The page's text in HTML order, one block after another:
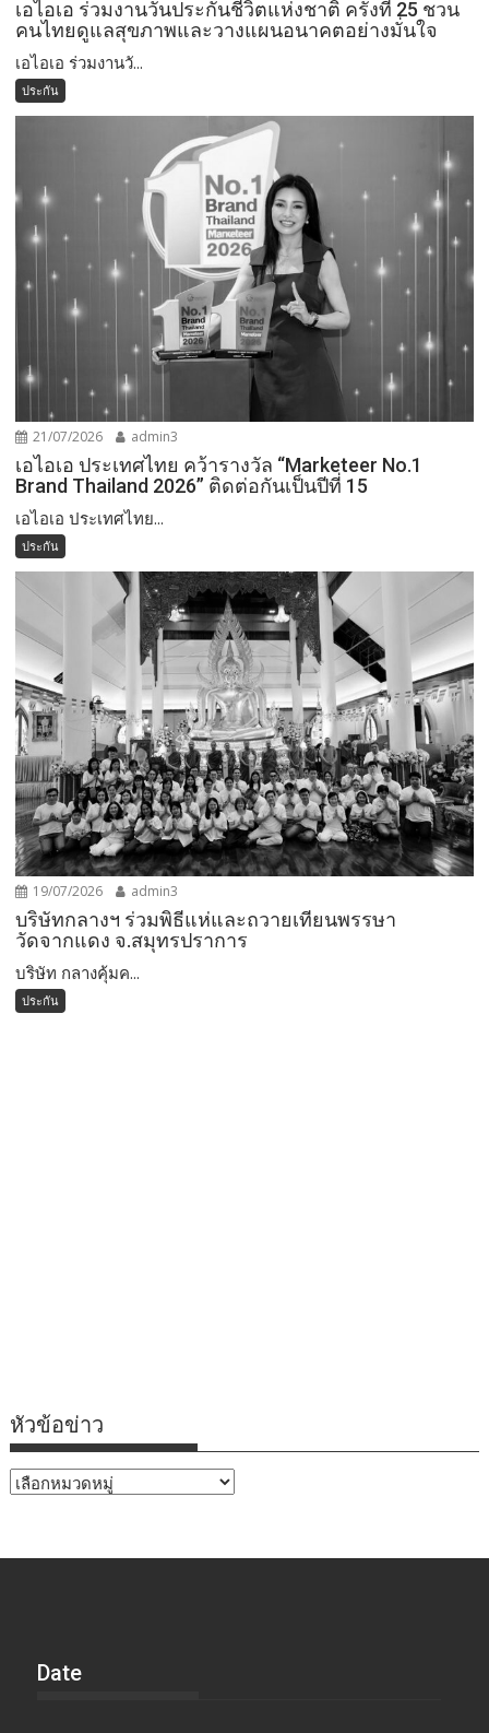
เอไอเอ ร่วมงานวันประกันชีวิตแห่งชาติ ครั้งที่ 25 ชวน
คนไทยดูแลสุขภาพและวางแผนอนาคตอย่างมั่นใจ
เอไอเอ ร่วมงานวั...
ประกัน
21/07/2026 admin3
เอไอเอ ประเทศไทย คว้ารางวัล “Marketeer No.1
Brand Thailand 2026” ติดต่อกันเป็นปีที่ 15
เอไอเอ ประเทศไทย...
ประกัน
19/07/2026 admin3
บริษัทกลางฯ ร่วมพิธีแห่และถวายเทียนพรรษา
วัดจากแดง จ.สมุทรปราการ
บริษัท กลางคุ้มค...
ประกัน
หัวข้อข่าว
หัวข้อ
Date